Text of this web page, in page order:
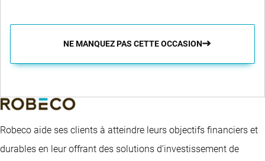
NE MANQUEZ PAS CETTE OCCASION
Robeco aide ses clients à atteindre leurs objectifs financiers et
durables en leur offrant des solutions d’investissement de